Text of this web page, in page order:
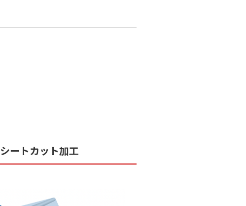
シートカット加工